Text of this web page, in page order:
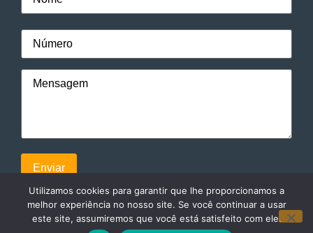
Utilizamos cookies para garantir que lhe proporcionamos a
melhor experiência no nosso site. Se você continuar a usar
este site, assumiremos que você está satisfeito com ele.